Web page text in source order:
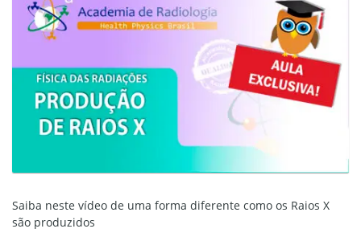
Saiba neste vídeo de uma forma diferente como os Raios X
são produzidos